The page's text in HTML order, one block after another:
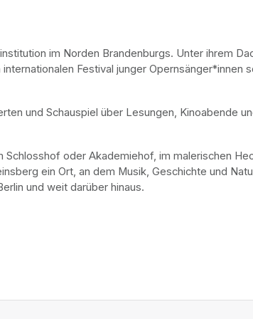
im Norden Brandenburgs. Unter ihrem
Festival junger
und Schauspiel über Lesungen, Kinoabende
oder Akademiehof, im malerischen
ein Ort, an dem Musik, Geschichte und
und weit darüber hinaus.